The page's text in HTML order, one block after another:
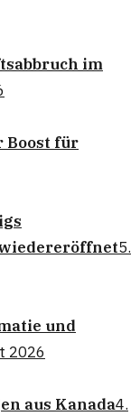
im
Boost für
5.
und
2026
aus Kanada4.